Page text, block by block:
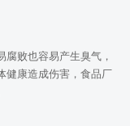
败也容易产生臭气，
健康造成伤害，食品厂